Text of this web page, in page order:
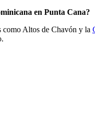
en Punta Cana?
como Altos de Chavón y la